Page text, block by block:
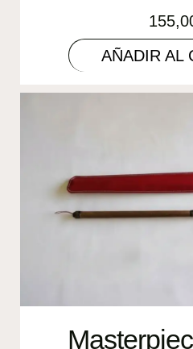
AÑADIR AL